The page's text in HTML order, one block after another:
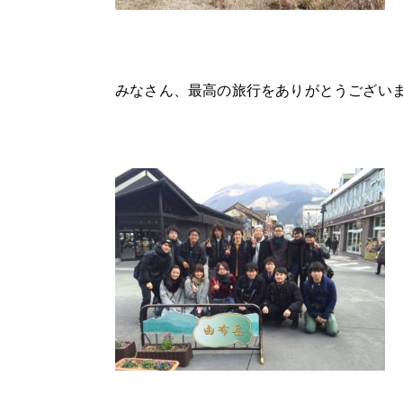
みなさん、最高の旅行をありがとうござい